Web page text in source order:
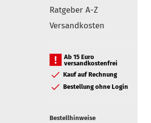
Ratgeber A-Z
Versandkosten
Ab 15 Euro
versandkostenfrei
Kauf auf Rechnung
Bestellung ohne Login
Bestellhinweise